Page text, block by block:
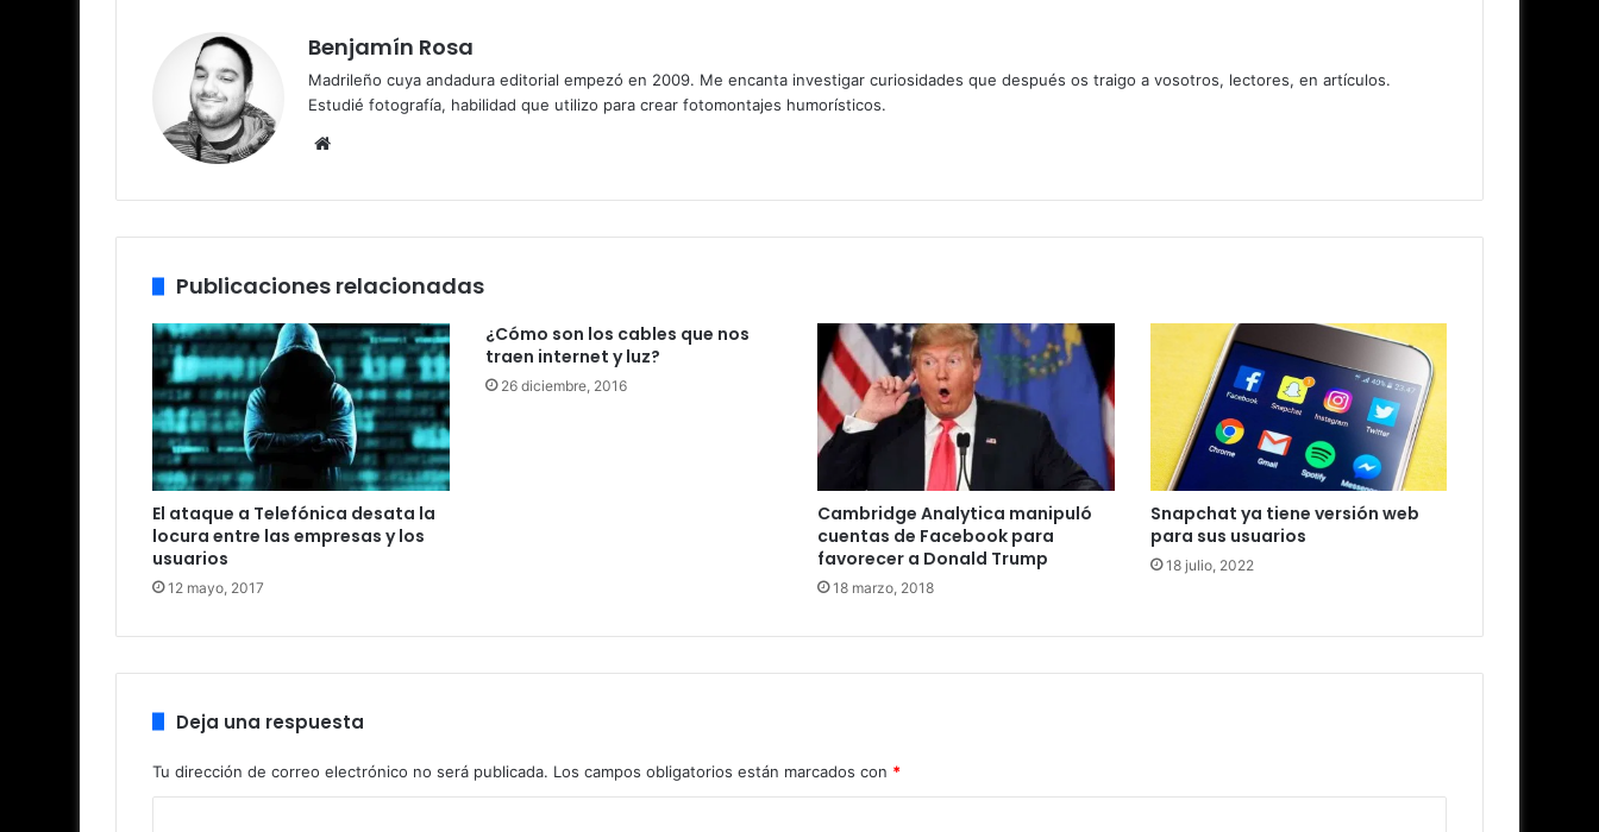
Benjamín Rosa
Madrileño cuya andadura editorial empezó en 2009. Me encanta investigar curiosidades que después os traigo a vosotros, lectores, en artículos.
Estudié fotografía, habilidad que utilizo para crear fotomontajes humorísticos.
Publicaciones relacionadas
El ataque a Telefónica desata la
locura entre las empresas y los
usuarios
12 mayo, 2017
¿Cómo son los cables que nos
traen internet y luz?
26 diciembre, 2016
Cambridge Analytica manipuló
cuentas de Facebook para
favorecer a Donald Trump
18 marzo, 2018
Snapchat ya tiene versión web
para sus usuarios
18 julio, 2022
Deja una respuesta
Tu dirección de correo electrónico no será publicada. Los campos obligatorios están marcados con *